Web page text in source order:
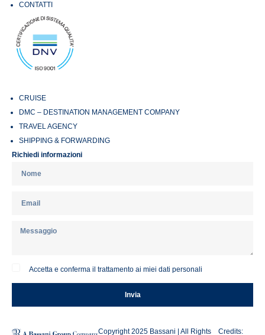
CONTATTI
CRUISE
DMC – DESTINATION MANAGEMENT COMPANY
TRAVEL AGENCY
SHIPPING & FORWARDING
Richiedi informazioni
Accetta e conferma il trattamento ai miei dati personali
Invia
Copyright 2025 Bassani | All Rights Credits: